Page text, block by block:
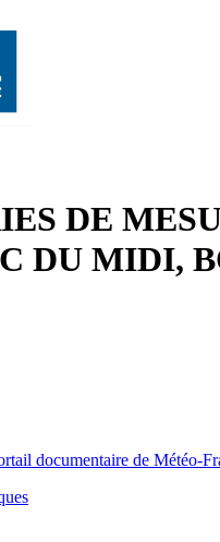
DE
DU MIDI,
documentaire de Météo-